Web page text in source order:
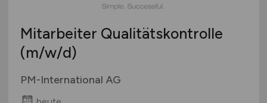
Mitarbeiter Qualitätskontrolle
(m/w/d)
PM-International AG